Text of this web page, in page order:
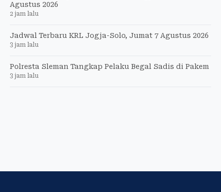
Agustus 2026
2 jam lalu
Jadwal Terbaru KRL Jogja-Solo, Jumat 7 Agustus 2026
3 jam lalu
Polresta Sleman Tangkap Pelaku Begal Sadis di Pakem
3 jam lalu